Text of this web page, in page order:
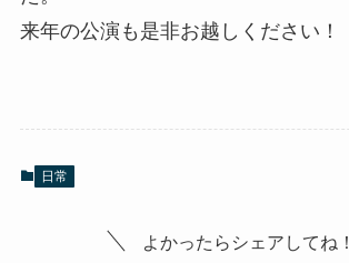
来年の公演も是非お越しください！
日常
よかったらシェアしてね！